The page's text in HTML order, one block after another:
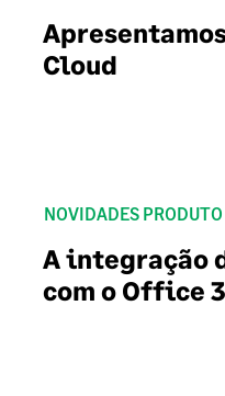
Cloud
NOVIDADES PRODUTO
A integração
com o Office